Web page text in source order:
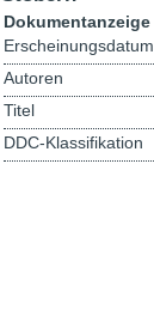
Dokumentanzeige
Erscheinungsdatum
Autoren
Titel
DDC-Klassifikation